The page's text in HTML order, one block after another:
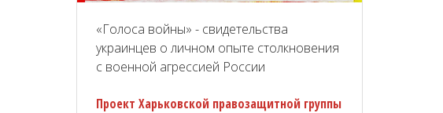
«Голоса войны» - свидетельства
украинцев о личном опыте столкновения
с военной агрессией России
Проект Харьковской правозащитной группы